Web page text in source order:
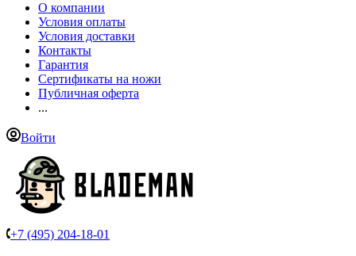
О компании
Условия оплаты
Условия доставки
Контакты
Гарантия
Сертификаты на ножи
Публичная оферта
...
Войти
+7 (495) 204-18-01